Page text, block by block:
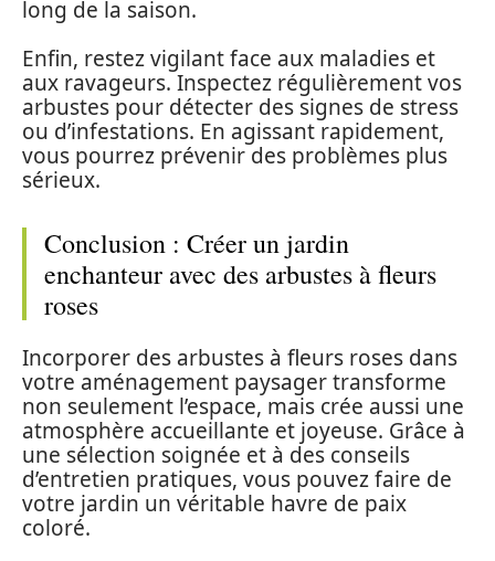
long de la saison.
Enfin, restez vigilant face aux maladies et
aux ravageurs. Inspectez régulièrement vos
arbustes pour détecter des signes de stress
ou d’infestations. En agissant rapidement,
vous pourrez prévenir des problèmes plus
sérieux.
Conclusion : Créer un jardin
enchanteur avec des arbustes à fleurs
roses
Incorporer des arbustes à fleurs roses dans
votre aménagement paysager transforme
non seulement l’espace, mais crée aussi une
atmosphère accueillante et joyeuse. Grâce à
une sélection soignée et à des conseils
d’entretien pratiques, vous pouvez faire de
votre jardin un véritable havre de paix
coloré.